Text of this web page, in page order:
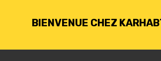
BIENVENUE CHEZ